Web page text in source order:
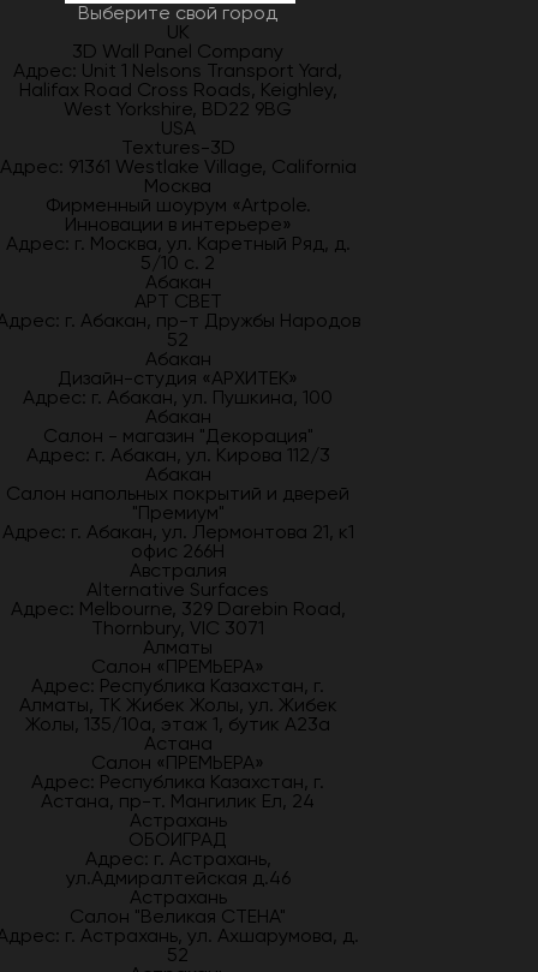
Выберите свой город
UK
3D Wall Panel Company
Адрес: Unit 1 Nelsons Transport Yard,
Halifax Road Cross Roads, Keighley,
West Yorkshire, BD22 9BG
USA
Textures-3D
Адрес: 91361 Westlake Village, California
Москва
Фирменный шоурум «Artpole.
Инновации в интерьере»
Адрес: г. Москва, ул. Каретный Ряд, д.
5/10 с. 2
Абакан
АРТ СВЕТ
г. Абакан, пр-т Дружбы Народов
52
Абакан
Дизайн-студия «АРХИТЕК»
Адрес: г. Абакан, ул. Пушкина, 100
Абакан
Салон - магазин "Декорация"
Адрес: г. Абакан, ул. Кирова 112/3
Абакан
Салон напольных покрытий и дверей
"Премиум"
Адрес: г. Абакан, ул. Лермонтова 21, к1
офис 266Н
Австралия
Alternative Surfaces
Адрес: Melbourne, 329 Darebin Road,
Thornbury, VIC 3071
Алматы
Салон «ПРЕМЬЕРА»
Адрес: Республика Казахстан, г.
Алматы, ТК Жибек Жолы, ул. Жибек
Жолы, 135/10а, этаж 1, бутик А23а
Астана
Салон «ПРЕМЬЕРА»
Адрес: Республика Казахстан, г.
Астана, пр-т. Мангилик Ел, 24
Астрахань
ОБОИГРАД
Адрес: г. Астрахань,
ул.Адмиралтейская д.46
Астрахань
Салон "Великая СТЕНА"
г. Астрахань, ул. Ахшарумова, д.
52